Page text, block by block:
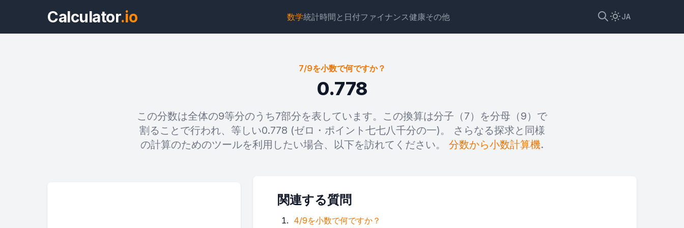
Calculator.io 数学統計時間と日付ファイナンス健康その他 JA
ウィジェット リンク テキスト HTML
プレビュー 7/9を小数で何ですか？ ウィジェット
7/9を小数で何ですか？
0.778
この分数は全体の9等分のうち7部分を表しています。この換算は分子（7）を分母（9）で
割ることで行われ、等しい0.778 (ゼロ・ポイント七七八千分の一)。 さらなる探求と同様
の計算のためのツールを利用したい場合、以下を訪れてください。 分数から小数計算機.
関連する質問
4/9を小数で何ですか？